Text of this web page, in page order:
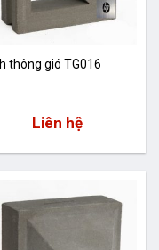
thông gió TG016
Liên hệ